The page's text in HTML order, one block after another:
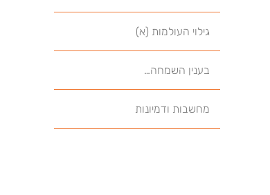
גילוי העולמות (א)
בענין השמחה…
מחשבות ודמיונות